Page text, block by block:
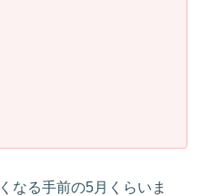
なる手前の5月くらいま